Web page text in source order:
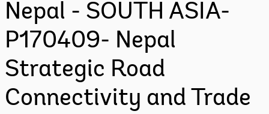
Nepal - SOUTH ASIA-
P170409- Nepal
Strategic Road
Connectivity and Trade